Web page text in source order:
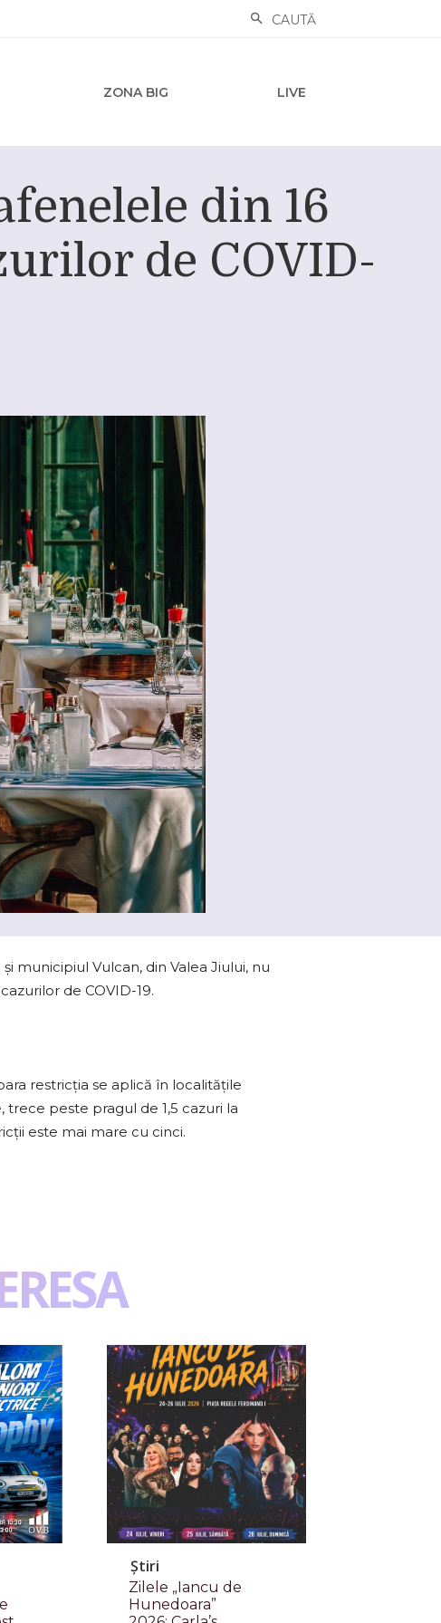
CAUTĂ
ZONA BIG LIVE
din 16
de COVID-
municipiul Vulcan, din Valea Jiului, nu
de COVID-19.
restricţia se aplică în localitățile
peste pragul de 1,5 cazuri la
este mai mare cu cinci.
Știri
Zilele „Iancu de
Hunedoara”